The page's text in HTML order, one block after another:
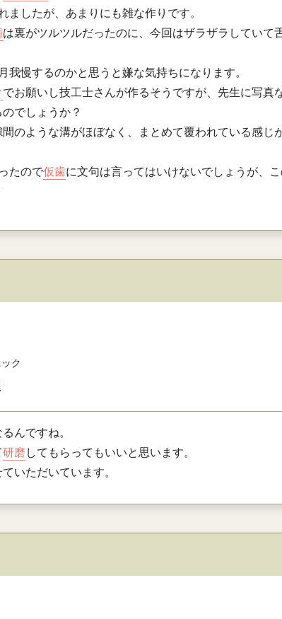
ましたが、あまりにも雑な作りです。
は裏がツルツルだったのに、今回はザラザラしていて
我慢するのかと思うと嫌な気持ちになります。
でお願いし技工士さんが作るそうですが、先生に写真
でしょうか？
のような溝がほぼなく、まとめて覆われている感じ
たので仮歯に文句は言ってはいけないでしょうが、
ク
んですね。
研磨 してもらってもいいと思います。
ていただいています。